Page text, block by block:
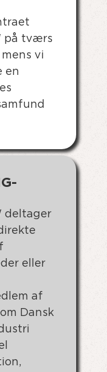
på tværs
vi
en
deltager
eller
af
Dansk